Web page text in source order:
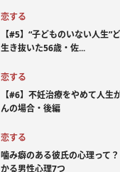
恋する
【#5】“子どものいない人生
生き抜いた56歳・佐...
恋する
【#6】不妊治療をやめて人生
んの場合・後編
恋する
噛み癖のある彼氏の心理って
かる男性心理7つ